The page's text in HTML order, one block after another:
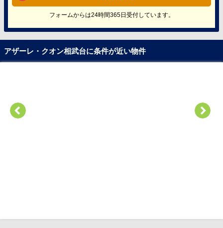
フォームからは24時間365日受付しています。
アザーレ・クオン相武台に条件が近い物件